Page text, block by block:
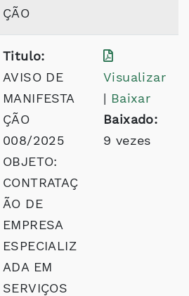
ÇÃO
Titulo:
AVISO DE
MANIFESTA
ÇÃO
008/2025
OBJETO:
CONTRATAÇ
ÃO DE
EMPRESA
ESPECIALIZ
ADA EM
SERVIÇOS
Visualizar
| Baixar
Baixado:
9 vezes